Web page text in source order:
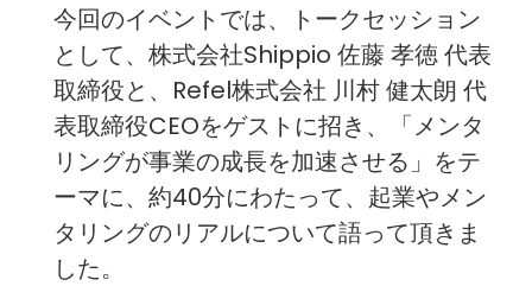
今回のイベントでは、トークセッション
として、株式会社Shippio 佐藤 孝徳 代表
取締役と、Refel株式会社 川村 健太朗 代
表取締役CEOをゲストに招き、「メンタ
リングが事業の成長を加速させる」をテ
ーマに、約40分にわたって、起業やメン
タリングのリアルについて語って頂きま
した。